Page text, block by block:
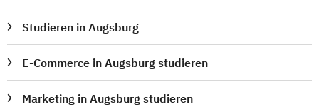
Studieren in Augsburg
E-Commerce in Augsburg studieren
Marketing in Augsburg studieren